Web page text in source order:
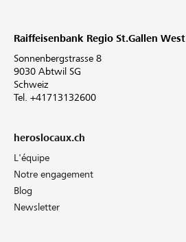
Raiffeisenbank Regio St.Gallen West
Sonnenbergstrasse 8
9030 Abtwil SG
Schweiz
Tel. +41713132600
heroslocaux.ch
L'équipe
Notre engagement
Blog
Newsletter